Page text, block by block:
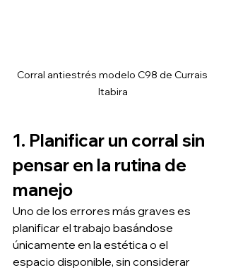
Corral antiestrés modelo C98 de Currais
Itabira
1. Planificar un corral sin
pensar en la rutina de
manejo
Uno de los errores más graves es
planificar el trabajo basándose
únicamente en la estética o el
espacio disponible, sin considerar